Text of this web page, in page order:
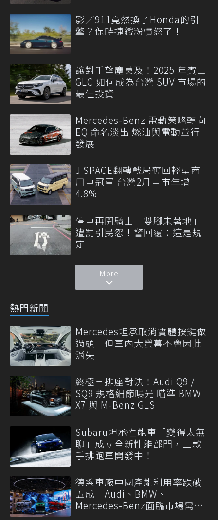
影／911竟然換了Honda的引
擎？保時捷鐵粉憤怒了！
讓對手望塵莫及！2025 年賓士
GLC 如何成為台灣 SUV 市場的
最佳投資
Mercedes-Benz 電動策略轉向
EQ 命名淡出 燃油與電動並行
發展
J SPACE翻轉戰局奪回輕型商
用車冠軍 台灣2月車市年增
4.8%
停車再開騎士「雙腳未著地」
遭罰引民怨！警回覆：這是規
定
More
熱門新聞
Mercedes坦承取消實體按鍵做
過頭 但車內大螢幕不會因此
消失
終極三排座對決！Audi Q9 /
SQ9 規格細節曝光 瞄準 BMW
X7 與 M-Benz GLS
Subaru坦承性能車「變得太無
聊」成立全新性能部門，三款
手排跑車開發中！
德系車廠中國產能利用率跌破
五成 Audi、BMW、
Mercedes-Benz面臨市場需求